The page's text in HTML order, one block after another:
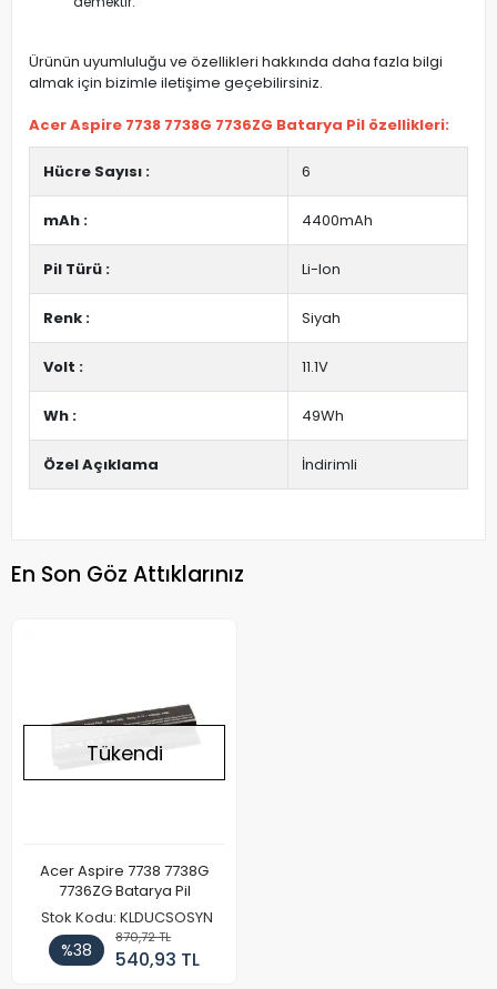
Ürünün uyumluluğu ve özellikleri hakkında daha fazla bilgi
almak için bizimle iletişime geçebilirsiniz.
Acer Aspire 7738 7738G 7736ZG Batarya Pil özellikleri:
Hücre Sayısı : 6
mAh : 4400mAh
Pil Türü : Li-Ion
Renk : Siyah
Volt : 11.1V
Wh : 49Wh
Özel Açıklama İndirimli
En Son Göz Attıklarınız
Tükendi
Acer Aspire 7738 7738G
7736ZG Batarya Pil
Stok Kodu: KLDUCSOSYN
%38
870,72 TL
540,93 TL